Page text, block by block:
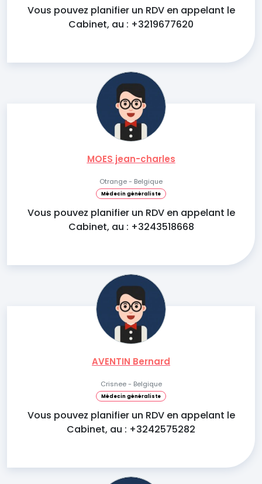
Vous pouvez planifier un RDV en appelant le
Cabinet, au : +3219677620
MOES jean-charles
Otrange - Belgique
Médecin généraliste
Vous pouvez planifier un RDV en appelant le
Cabinet, au : +3243518668
AVENTIN Bernard
Crisnee - Belgique
Médecin généraliste
Vous pouvez planifier un RDV en appelant le
Cabinet, au : +3242575282